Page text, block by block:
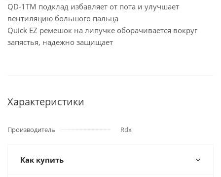
QD-1TM подклад избавляет от пота и улучшает
вентиляцию большого пальца
Quick EZ ремешок на липучке оборачивается вокруг
запястья, надежно защищает
Характеристики
Производитель Rdx
Как купить